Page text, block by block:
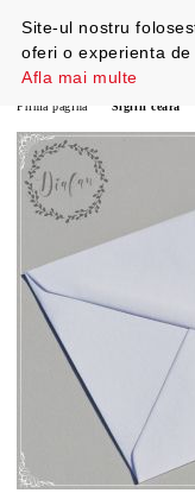
Prima pagină Sigilii ceara
Site-ul nostru
oferi o experienta de
Afla mai multe